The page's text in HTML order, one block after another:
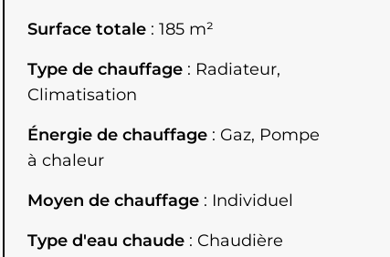
Surface totale
185 m²
Type de chauffage
Radiateur,
Climatisation
Énergie de chauffage
Gaz, Pompe
à chaleur
Moyen de chauffage
Individuel
Type d'eau chaude
Chaudière